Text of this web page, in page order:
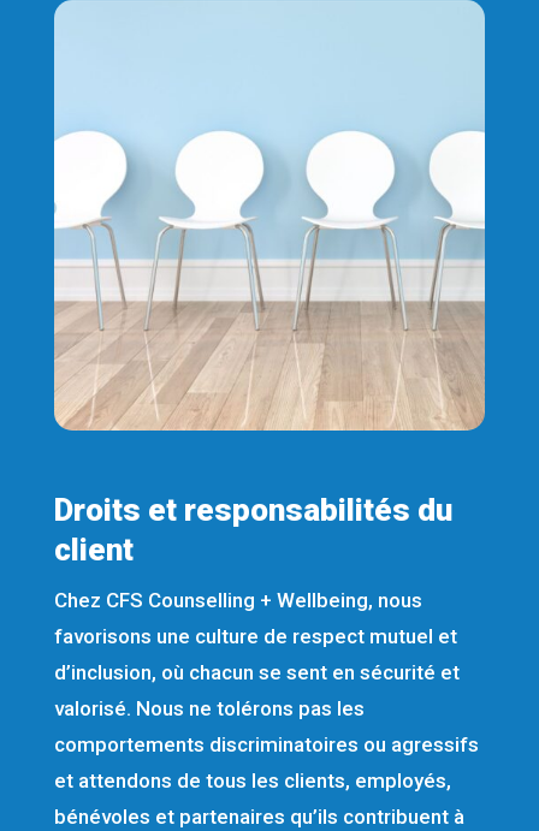
Droits et responsabilités du
client
Chez CFS Counselling + Wellbeing, nous
favorisons une culture de respect mutuel et
d’inclusion, où chacun se sent en sécurité et
valorisé. Nous ne tolérons pas les
comportements discriminatoires ou agressifs
et attendons de tous les clients, employés,
bénévoles et partenaires qu’ils contribuent à